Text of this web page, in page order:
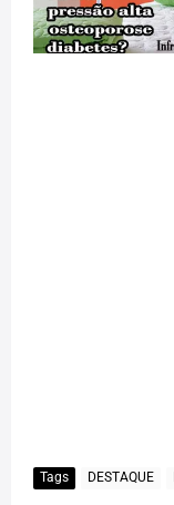
Tags DESTAQUE